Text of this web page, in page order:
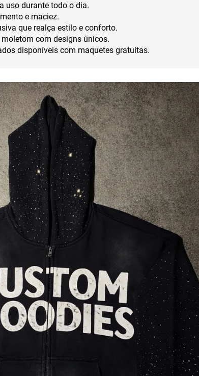
uso durante todo o dia.
e maciez.
que realça estilo e conforto.
com designs únicos.
disponíveis com maquetes gratuitas.